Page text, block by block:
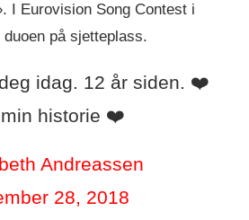
I Eurovision Song Contest i
på sjetteplass.
idag. 12 år siden. ❤️
historie ❤️
Andreassen
28, 2018